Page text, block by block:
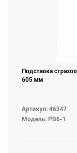
Подставка
605 мм
Артикул: 46347
Модель: PB6-1